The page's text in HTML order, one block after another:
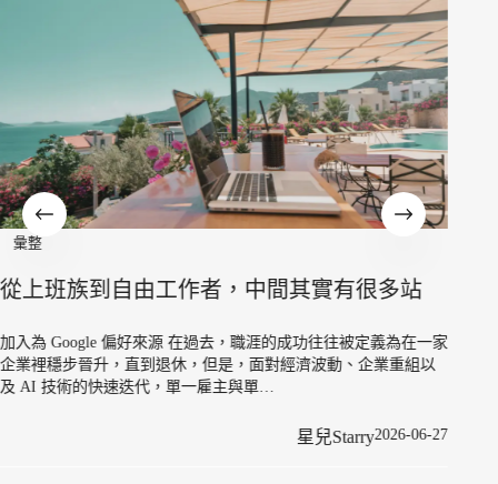
彙整
從上班族到自由工作者，中間其實有很多站
加入為 Google 偏好來源 在過去，職涯的成功往往被定義為在一家
企業裡穩步晉升，直到退休，但是，面對經濟波動、企業重組以
及 AI 技術的快速迭代，單一雇主與單…
星兒Starry2026-06-27